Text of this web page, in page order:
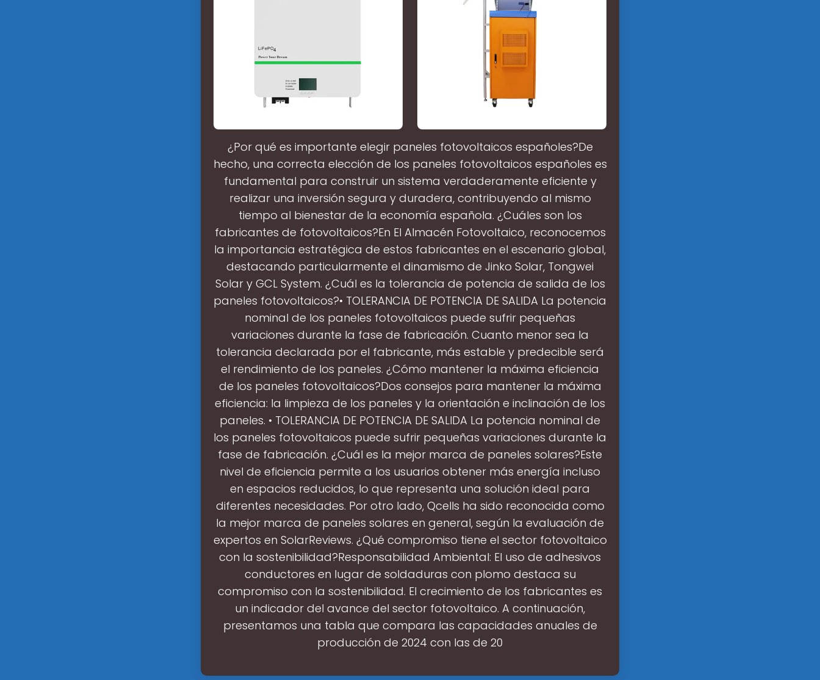
¿Por qué es importante elegir paneles fotovoltaicos españoles?De
hecho, una correcta elección de los paneles fotovoltaicos españoles es
fundamental para construir un sistema verdaderamente eficiente y
realizar una inversión segura y duradera, contribuyendo al mismo
tiempo al bienestar de la economía española. ¿Cuáles son los
fabricantes de fotovoltaicos?En El Almacén Fotovoltaico, reconocemos
la importancia estratégica de estos fabricantes en el escenario global,
destacando particularmente el dinamismo de Jinko Solar, Tongwei
Solar y GCL System. ¿Cuál es la tolerancia de potencia de salida de los
paneles fotovoltaicos?• TOLERANCIA DE POTENCIA DE SALIDA La potencia
nominal de los paneles fotovoltaicos puede sufrir pequeñas
variaciones durante la fase de fabricación. Cuanto menor sea la
tolerancia declarada por el fabricante, más estable y predecible será
el rendimiento de los paneles. ¿Cómo mantener la máxima eficiencia
de los paneles fotovoltaicos?Dos consejos para mantener la máxima
eficiencia: la limpieza de los paneles y la orientación e inclinación de los
paneles. • TOLERANCIA DE POTENCIA DE SALIDA La potencia nominal de
los paneles fotovoltaicos puede sufrir pequeñas variaciones durante la
fase de fabricación. ¿Cuál es la mejor marca de paneles solares?Este
nivel de eficiencia permite a los usuarios obtener más energía incluso
en espacios reducidos, lo que representa una solución ideal para
diferentes necesidades. Por otro lado, Qcells ha sido reconocida como
la mejor marca de paneles solares en general, según la evaluación de
expertos en SolarReviews. ¿Qué compromiso tiene el sector fotovoltaico
con la sostenibilidad?Responsabilidad Ambiental: El uso de adhesivos
conductores en lugar de soldaduras con plomo destaca su
compromiso con la sostenibilidad. El crecimiento de los fabricantes es
un indicador del avance del sector fotovoltaico. A continuación,
presentamos una tabla que compara las capacidades anuales de
producción de 2024 con las de 20